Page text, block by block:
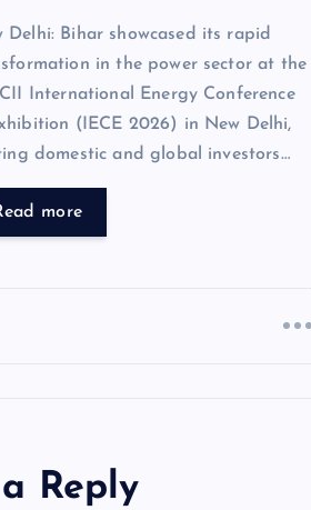
Delhi: Bihar showcased its rapid
in the power sector at the
International Energy Conference
(IECE 2026) in New Delhi,
domestic and global investors…
more
Reply